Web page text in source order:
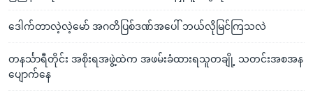
ဒေါက်တာလဲ့လဲ့မော် အဂတိပြစ်ဒဏ်အပေါ် ဘယ်လိုမြင်ကြသလဲ
တနင်္သာရီတိုင်း အစိုးရအဖွဲ့ထဲက အဖမ်းခံထားရသူတချို့ သတင်းအစအန
ပျောက်နေ